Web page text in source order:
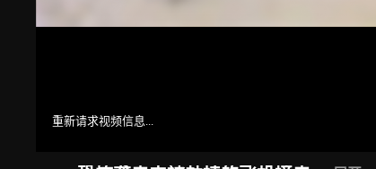
重新请求视频信息...